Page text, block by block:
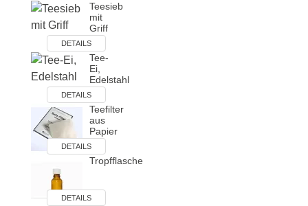
Teesieb
mit
Griff
DETAILS
Tee-
Ei,
Edelstahl
DETAILS
Teefilter
aus
Papier
DETAILS
Tropfflasche
DETAILS